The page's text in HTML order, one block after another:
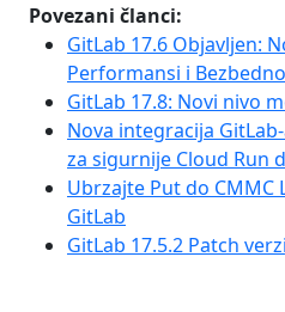
Povezani članci:
GitLab 17.6 Objavljen:
Performansi i
GitLab 17.8: Novi nivo
Nova integracija
za sigurnije Cloud Run
Ubrzajte Put do CMMC
GitLab
GitLab 17.5.2 Patch